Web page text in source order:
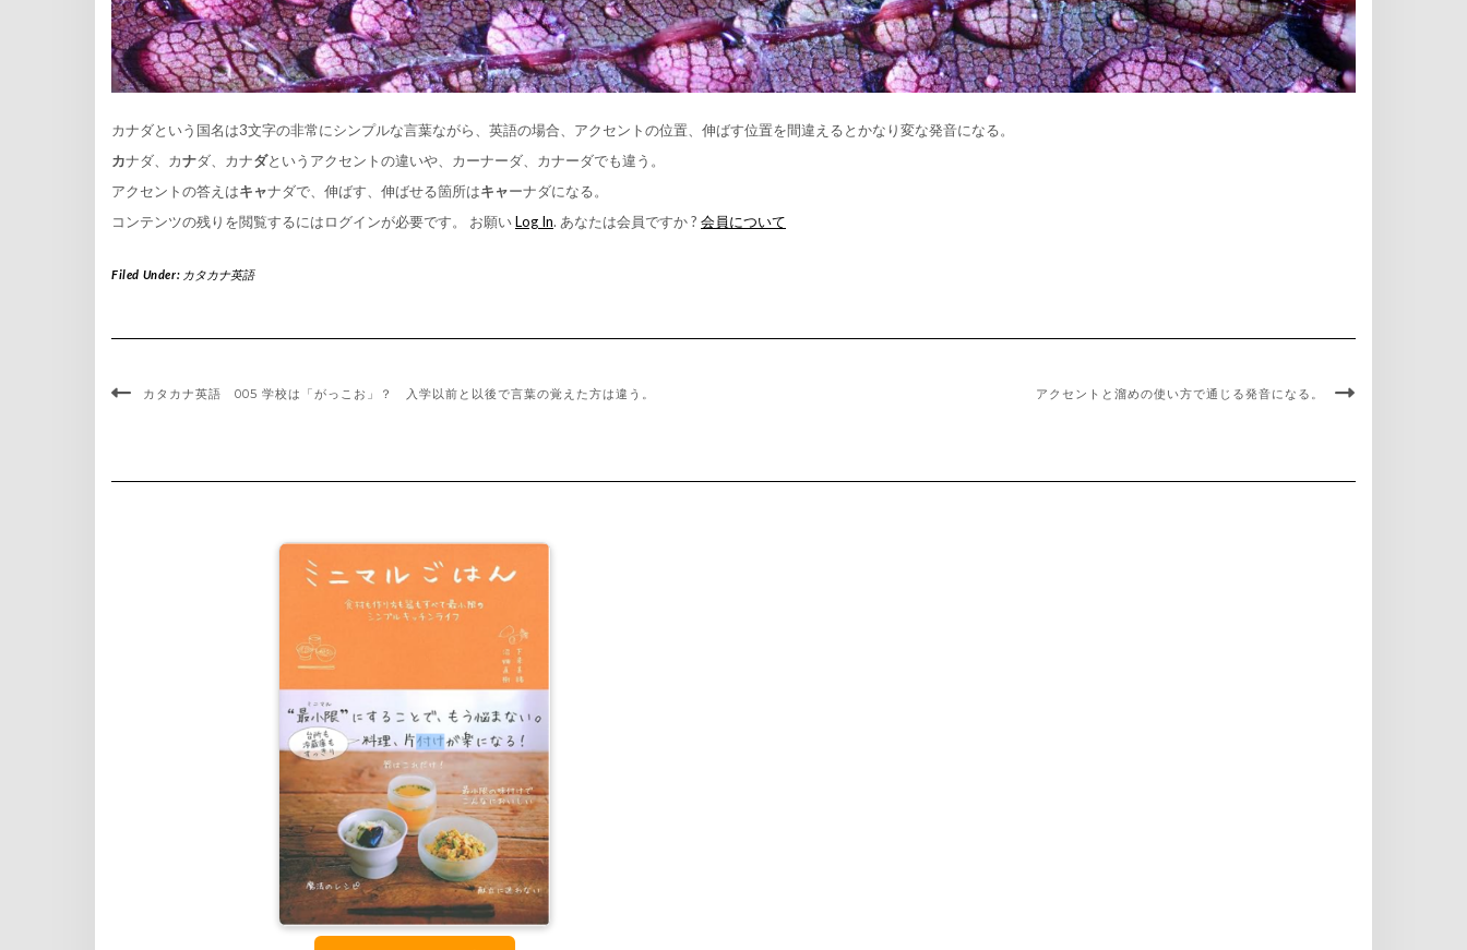
カナダという国名は3文字の非常にシンプルな言葉ながら、英語の場合、アクセントの位置、伸ばす位置を間違えるとかなり変な発音になる。
カナダ、カナダ、カナダというアクセントの違いや、カーナーダ、カナーダでも違う。
アクセントの答えはキャナダで、伸ばす、伸ばせる箇所はキャーナダになる。
コンテンツの残りを閲覧するにはログインが必要です。 お願いLog In. あなたは会員ですか ? 会員について
Filed Under: カタカナ英語
カタカナ英語 005 学校は「がっこお」？ 入学以前と以後で言葉の覚えた方は違う。 アクセントと溜めの使い方で通じる発音になる。